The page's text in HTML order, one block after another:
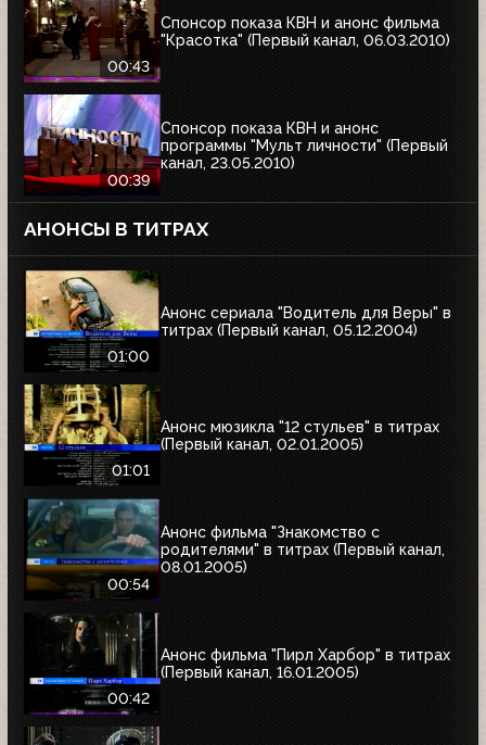
00:43
Спонсор показа КВН и анонс фильма
"Красотка" (Первый канал, 06.03.2010)
00:39
Спонсор показа КВН и анонс
программы "Мульт личности" (Первый
канал, 23.05.2010)
АНОНСЫ В ТИТРАХ
01:00
Анонс сериала "Водитель для Веры" в
титрах (Первый канал, 05.12.2004)
01:01
Анонс мюзикла "12 стульев" в титрах
(Первый канал, 02.01.2005)
00:54
Анонс фильма "Знакомство с
родителями" в титрах (Первый канал,
08.01.2005)
00:42
Анонс фильма "Пирл Харбор" в титрах
(Первый канал, 16.01.2005)